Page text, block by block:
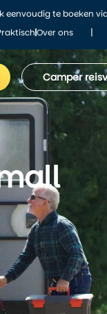
eenvoudig te boeken
Over ons |
Camper